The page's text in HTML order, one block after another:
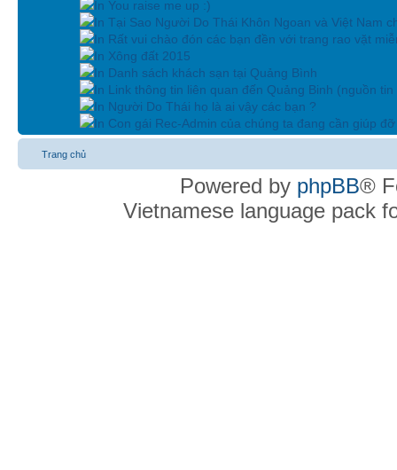
In You raise me up :)
In Tại Sao Người Do Thái Khôn Ngoan và Việt Nam
In Rất vui chào đón các bạn đền với trang rao vặt
In Xông đất 2015
In Danh sách khách sạn tại Quảng Bình
In Link thông tin liên quan đến Quảng Binh (nguồn tin
In Người Do Thái họ là ai vậy các bạn ?
In Con gái Rec-Admin của chúng ta đang cần giúp
Trang chủ
Powered by phpBB®
Vietnamese language pack